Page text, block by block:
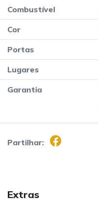
Combustível
Cor
Portas
Lugares
Garantia
Partilhar:
Extras